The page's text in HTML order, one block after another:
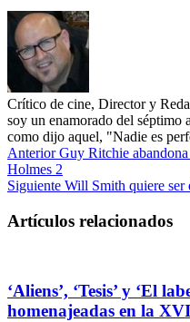
Crítico de cine, Director y
soy un enamorado del séptimo
como dijo aquel, "Nadie es
AnteriorGuy Ritchie
Holmes 2
Siguiente Will Smith quiere ser
Artículos relacionados
‘Aliens’, ‘Tesis’ y ‘El
homenajeadas en la